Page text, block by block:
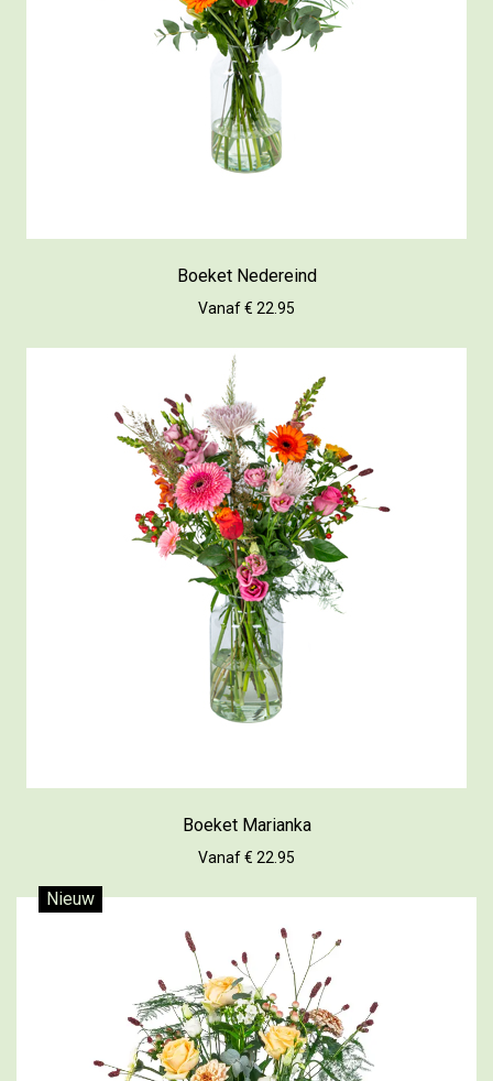
Boeket Nedereind
Vanaf € 22.95
Boeket Marianka
Vanaf € 22.95
Nieuw